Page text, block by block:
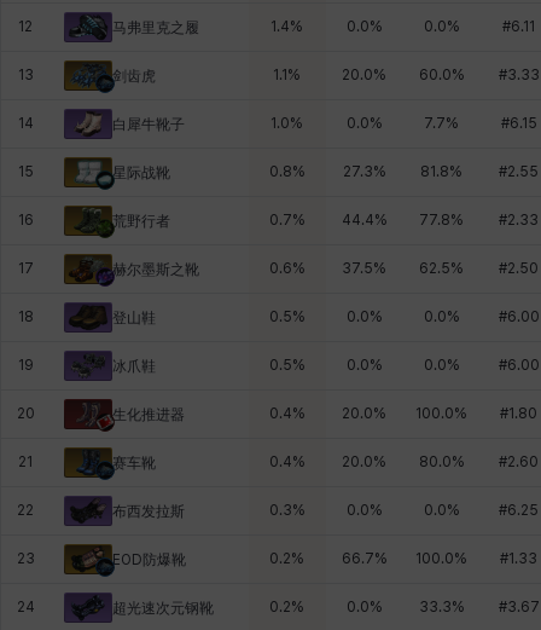
12 马弗里克之履 1.4% 0.0% 0.0% #6.11
13 剑齿虎 1.1 % 20.0% 60.0% #3.33
14 白犀牛靴子 1.0% 0.0% 7.7% #6.15
15 星际战靴 0.8% 27.3% 81.8% #2.55
16 荒野行者 0.7% 44.4% 77.8% #2.33
17 赫尔墨斯之靴 0.6% 37.5% 62.5% #2.50
18 登山鞋 0.5% 0.0% 0.0% #6.00
19 冰爪鞋 0.5% 0.0% 0.0% #6.00
20 生化推进器 0.4% 20.0% 100.0% #1.80
21 赛车靴 0.4% 20.0% 80.0% #2.60
22 布西发拉斯 0.3% 0.0% 0.0% #6.25
23 EOD防爆靴 0.2% 66.7% 100.0% #1.33
24 超光速次元钢靴 0.2% 0.0% 33.3% #3.67